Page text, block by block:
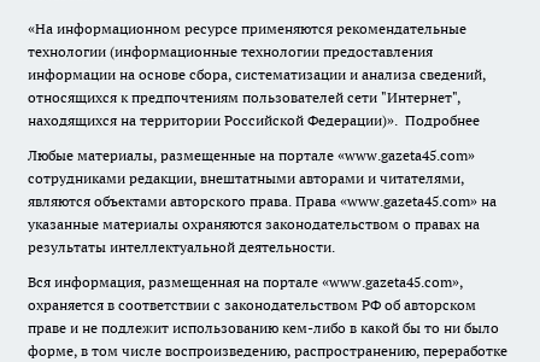
«На информационном ресурсе применяются рекомендательные
технологии (информационные технологии предоставления
информации на основе сбора, систематизации и анализа сведений,
относящихся к предпочтениям пользователей сети "Интернет",
находящихся на территории Российской Федерации)». Подробнее
Любые материалы, размещенные на портале «www.gazeta45.com»
сотрудниками редакции, внештатными авторами и читателями,
являются объектами авторского права. Права «www.gazeta45.com» на
указанные материалы охраняются законодательством о правах на
результаты интеллектуальной деятельности.
Вся информация, размещенная на портале «www.gazeta45.com»,
охраняется в соответствии с законодательством РФ об авторском
праве и не подлежит использованию кем-либо в какой бы то ни было
форме, в том числе воспроизведению, распространению, переработке